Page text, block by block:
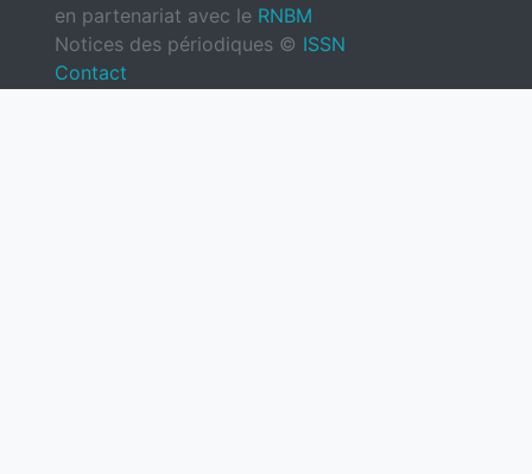
en partenariat avec le RNBM
Notices des périodiques © ISSN
Contact